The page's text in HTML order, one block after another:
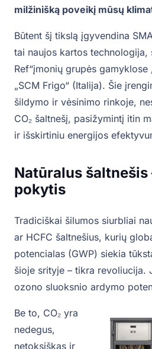
milžinišką poveikį mūsų
Būtent šį tikslą įgyvendina
tai naujos kartos technologija,
Ref“įmonių grupės gamyklose
„SCM Frigo“ (Italija). Šie
šildymo ir vėsinimo rinkoje,
CO₂ šaltnešį, pasižymintį itin
ir išskirtiniu energijos
Natūralus šaltnešis
pokytis
Tradiciškai šilumos siurbliai
ar HCFC šaltnešius, kurių
potencialas (GWP) siekia
šioje srityje – tikra revoliucija.
ozono sluoksnio ardymo
Be to, CO₂ yra
nedegus,
netoksiškas ir